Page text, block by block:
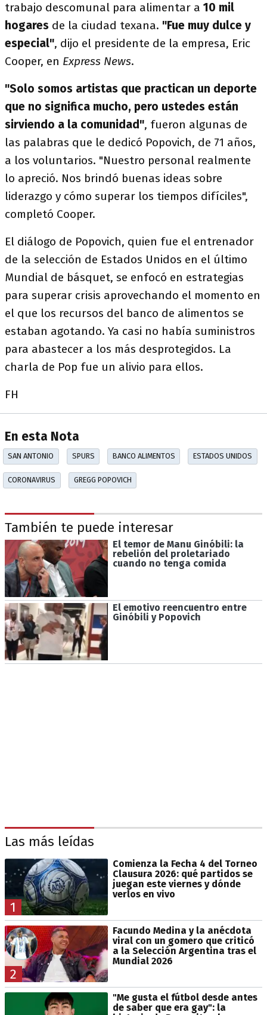
trabajo descomunal para alimentar a 10 mil
hogares de la ciudad texana. "Fue muy dulce y
especial", dijo el presidente de la empresa, Eric
Cooper, en Express News.
"Solo somos artistas que practican un deporte
que no significa mucho, pero ustedes están
sirviendo a la comunidad", fueron algunas de
las palabras que le dedicó Popovich, de 71 años,
a los voluntarios. "Nuestro personal realmente
lo apreció. Nos brindó buenas ideas sobre
liderazgo y cómo superar los tiempos difíciles",
completó Cooper.
El diálogo de Popovich, quien fue el entrenador
de la selección de Estados Unidos en el último
Mundial de básquet, se enfocó en estrategias
para superar crisis aprovechando el momento en
el que los recursos del banco de alimentos se
estaban agotando. Ya casi no había suministros
para abastecer a los más desprotegidos. La
charla de Pop fue un alivio para ellos.
FH
En esta Nota
SAN ANTONIO SPURS BANCO ALIMENTOS ESTADOS UNIDOS
CORONAVIRUS GREGG POPOVICH
También te puede interesar
El temor de Manu Ginóbili: la
rebelión del proletariado
cuando no tenga comida
El emotivo reencuentro entre
Ginóbili y Popovich
Las más leídas
1
Comienza la Fecha 4 del Torneo
Clausura 2026: qué partidos se
juegan este viernes y dónde
verlos en vivo
2
Facundo Medina y la anécdota
viral con un gomero que criticó
a la Selección Argentina tras el
Mundial 2026
"Me gusta el fútbol desde antes
de saber que era gay": la